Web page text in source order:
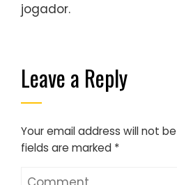
jogador.
Leave a Reply
Your email address will not
fields are marked *